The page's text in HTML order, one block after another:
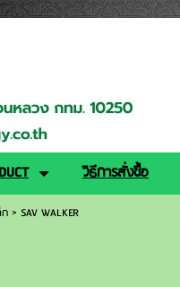
วิธีการสั่งซื้อ
> SAV WALKER